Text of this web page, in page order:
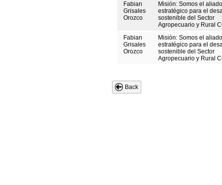
Fabian
Grisales
Orozco
Misión: Somos el aliado
estratégico para el
sostenible del Sector
Agropecuario y Rural
Fabian
Grisales
Orozco
Misión: Somos el aliado
estratégico para el
sostenible del Sector
Agropecuario y Rural
Back